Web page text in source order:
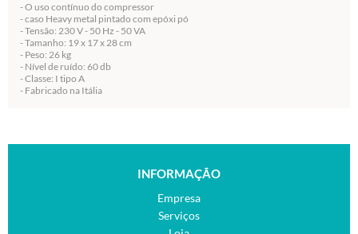
- O uso contínuo do compressor
- caso Heavy metal pintado com epóxi pó
- Tensão: 230 V - 50 Hz - 50 VA
- Tamanho: 19 x 17 x 28 cm
- Peso: 26 kg
- Nível de ruído: 60 db
- Classe: I tipo A
- Fabricado na Itália
INFORMAÇÃO
Empresa
Serviços